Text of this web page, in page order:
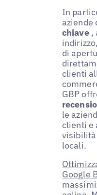
In
aziende
chiave,
di
clienti
GBP
le
clienti e
locali.
Google